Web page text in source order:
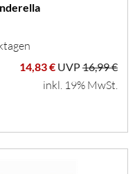
14,83 € UVP16,99 €
inkl. 19% MwSt.